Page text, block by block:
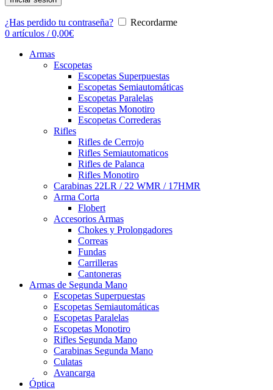
¿Has perdido tu contraseña?
Recordarme
0 artículos / 0,00€
Armas
Escopetas
Escopetas Superpuestas
Escopetas Semiautomáticas
Escopetas Paralelas
Escopetas Monotiro
Escopetas Correderas
Rifles
Rifles de Cerrojo
Rifles Semiautomaticos
Rifles de Palanca
Rifles Monotiro
Carabinas 22LR / 22 WMR / 17HMR
Arma Corta
Flobert
Accesorios Armas
Chokes y Prolongadores
Correas
Fundas
Carrilleras
Cantoneras
Armas de Segunda Mano
Escopetas Superpuestas
Escopetas Semiautomáticas
Escopetas Paralelas
Escopetas Monotiro
Rifles Segunda Mano
Carabinas Segunda Mano
Culatas
Avancarga
Óptica